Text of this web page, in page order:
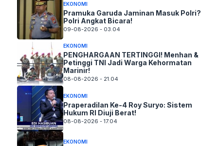
EKONOMI
Pramuka Garuda Jaminan Masuk Polri?
Polri Angkat Bicara!
09-08-2026 - 03.04
EKONOMI
PENGHARGAAN TERTINGGI! Menhan &
Petinggi TNI Jadi Warga Kehormatan
Marinir!
08-08-2026 - 21.04
EKONOMI
Praperadilan Ke-4 Roy Suryo: Sistem
Hukum RI Diuji Berat!
08-08-2026 - 17.04
EKONOMI